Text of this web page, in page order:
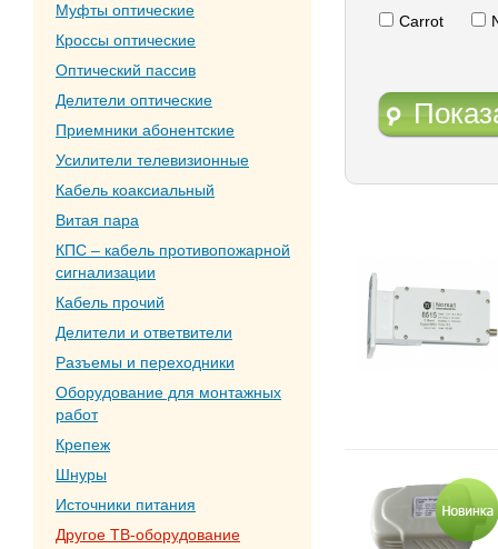
Муфты оптические
Кроссы оптические
Оптический пассив
Делители оптические
Приемники абонентские
Усилители телевизионные
Кабель коаксиальный
Витая пара
КПС – кабель противопожарной
сигнализации
Кабель прочий
Делители и ответвители
Разъемы и переходники
Оборудование для монтажных
работ
Крепеж
Шнуры
Источники питания
Другое ТВ-оборудование
Carrot